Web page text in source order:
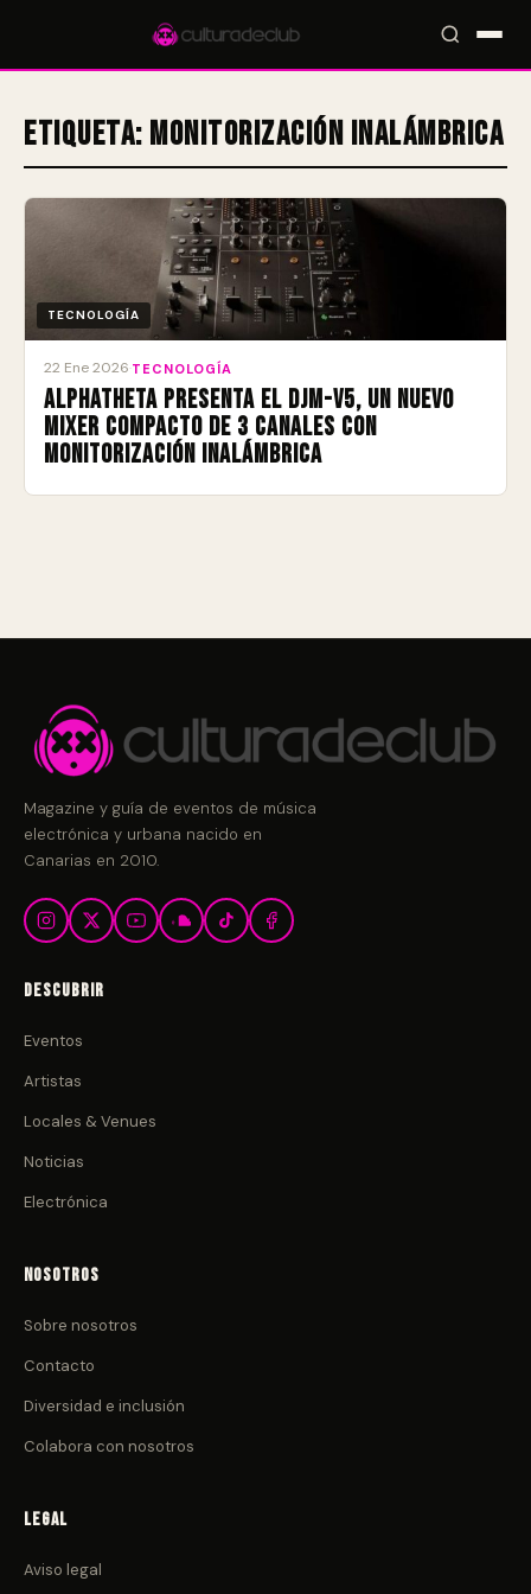
Accesos rápidos: 🎪 Eventos🎤 Artistas📍 Locales📰 Magazine
Etiqueta: monitorización inalámbrica
TECNOLOGÍA
22 Ene 2026 TECNOLOGÍA
AlphaTheta presenta el DJM-V5, un nuevo
mixer compacto de 3 canales con
monitorización inalámbrica
Magazine y guía de eventos de música
electrónica y urbana nacido en
Canarias en 2010.
Descubrir
Eventos
Artistas
Locales & Venues
Noticias
Electrónica
Nosotros
Sobre nosotros
Contacto
Diversidad e inclusión
Colabora con nosotros
Legal
Aviso legal